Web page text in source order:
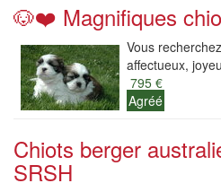
🐶❤️ Magnifiques
Vous
affectueux,
795 €
Agréé
Chiots berger
SRSH